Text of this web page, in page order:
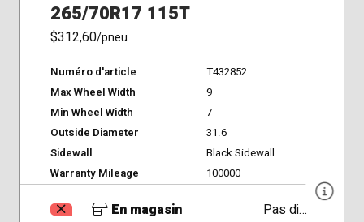
265/70R17 115T
$312,60/pneu
Numéro d'article
T432852
Max Wheel Width
9
Min Wheel Width
7
Outside Diameter
31.6
Sidewall
Black Sidewall
Warranty Mileage
100000
En magasin
Pas disponible